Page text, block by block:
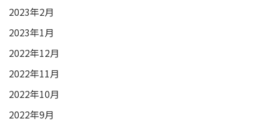
2023年2月
2023年1月
2022年12月
2022年11月
2022年10月
2022年9月